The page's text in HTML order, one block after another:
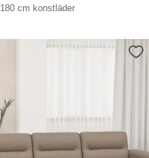
180 cm konstläder